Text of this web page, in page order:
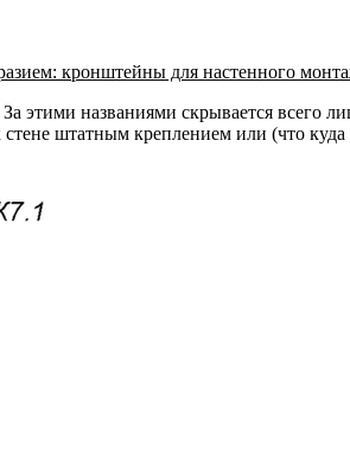
кронштейны для настенного
этими названиями скрывается всего
штатным креплением или (что